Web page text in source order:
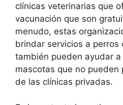
clínicas veterinarias que
vacunación que son
menudo, estas
brindar servicios a perros
también pueden ayudar
mascotas que no pueden
de las clínicas privadas.